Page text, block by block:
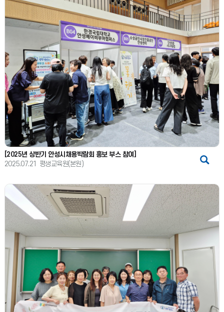
[2025년 상반기 안성시채용박람회 홍보 부스 참여]
2025.07.21
평생교육원(본원)